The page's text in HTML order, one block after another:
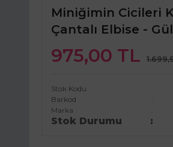
Miniğimin Cicileri
Çantalı Elbise -
975,00 TL
Stok Kodu
Barkod
Marka
Stok Durumu